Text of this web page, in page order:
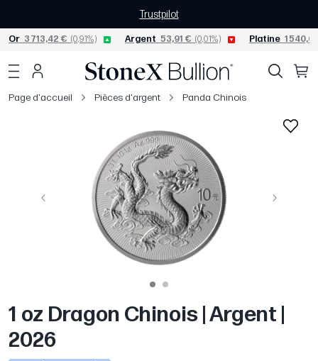
Trustpilot
Or 3 713,42 € (0,91%) Argent 53,91 € (0,01%) Platine 1
Page d'accueil Pièces d'argent Panda Chinois
Précédent Suivant
1 oz Dragon Chinois | Argent |
2026